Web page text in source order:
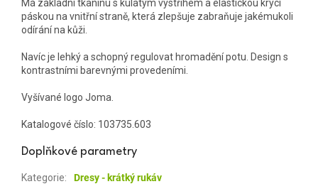
Má základní tkaninu s kulatým výstřihem a elastickou krycí
páskou na vnitřní straně, která zlepšuje zabraňuje jakémukoli
odírání na kůži.
Navíc je lehký a schopný regulovat hromadění potu. Design s
kontrastními barevnými provedeními.
Vyšívané logo Joma.
Katalogové číslo: 103735.603
Doplňkové parametry
Kategorie:
Dresy - krátký rukáv